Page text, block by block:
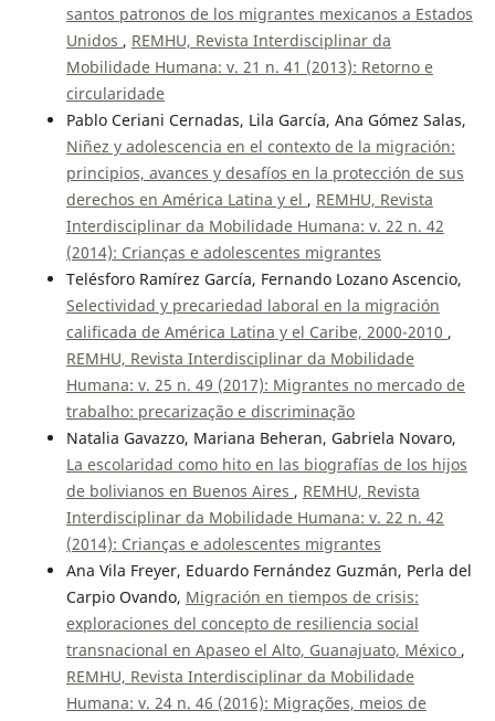
santos patronos de los migrantes mexicanos a Estados
Unidos , REMHU, Revista Interdisciplinar da
Mobilidade Humana: v. 21 n. 41 (2013): Retorno e
circularidade
Pablo Ceriani Cernadas, Lila García, Ana Gómez Salas,
Niñez y adolescencia en el contexto de la migración:
principios, avances y desafíos en la protección de sus
derechos en América Latina y el , REMHU, Revista
Interdisciplinar da Mobilidade Humana: v. 22 n. 42
(2014): Crianças e adolescentes migrantes
Telésforo Ramírez García, Fernando Lozano Ascencio,
Selectividad y precariedad laboral en la migración
calificada de América Latina y el Caribe, 2000-2010 ,
REMHU, Revista Interdisciplinar da Mobilidade
Humana: v. 25 n. 49 (2017): Migrantes no mercado de
trabalho: precarização e discriminação
Natalia Gavazzo, Mariana Beheran, Gabriela Novaro,
La escolaridad como hito en las biografías de los hijos
de bolivianos en Buenos Aires , REMHU, Revista
Interdisciplinar da Mobilidade Humana: v. 22 n. 42
(2014): Crianças e adolescentes migrantes
Ana Vila Freyer, Eduardo Fernández Guzmán, Perla del
Carpio Ovando, Migración en tiempos de crisis:
exploraciones del concepto de resiliencia social
transnacional en Apaseo el Alto, Guanajuato, México ,
REMHU, Revista Interdisciplinar da Mobilidade
Humana: v. 24 n. 46 (2016): Migrações, meios de